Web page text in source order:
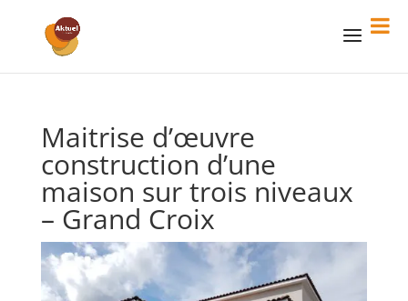
Maitrise d’œuvre
construction d’une
maison sur trois niveaux
– Grand Croix